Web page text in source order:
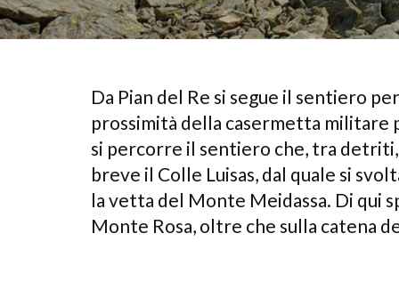
Da Pian del Re si segue il sentiero
prossimità della casermetta militare
si percorre il sentiero che, tra
breve il Colle Luisas, dal quale si
la vetta del Monte Meidassa. Di qui
Monte Rosa, oltre che sulla catena